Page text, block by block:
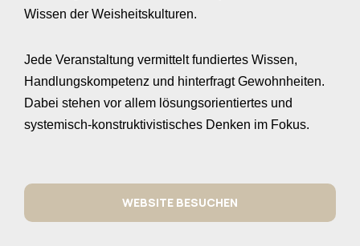
managen.
MANAGEMENT
Wissen der Weisheitskulturen.
Jede Veranstaltung vermittelt fundiertes Wissen,
Handlungskompetenz und hinterfragt Gewohnheiten.
Dabei stehen vor allem lösungsorientiertes und
systemisch-konstruktivistisches Denken im Fokus.
WEBSITE BESUCHEN